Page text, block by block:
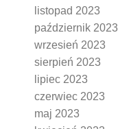
listopad 2023
październik 2023
wrzesień 2023
sierpień 2023
lipiec 2023
czerwiec 2023
maj 2023